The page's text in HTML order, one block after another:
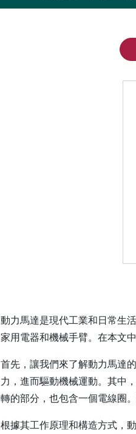
動力馬達是現代工業和日常生
家用電器和機械手臂。在本文
首先，讓我們來了解動力馬達
力，進而驅動機械運動。其中
轉的部分，也包含一個電線圈
根據其工作原理和構造方式，